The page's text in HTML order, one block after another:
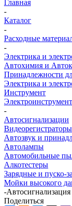
Главная
-
Каталог
-
Расходные
-
Электрика и
Автохимия и
Принадлежности
Электрика и
Инструмент
Электроинструмент
-
Автосигнализации
Видеорегистраторы
Автозвук и
Автолампы
Автомобильные
Алкотестеры
Зарядные и пуско-
Мойки высокого
-
Поделиться